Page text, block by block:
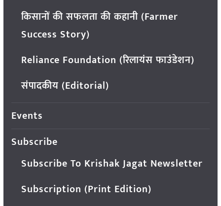
किसानों की सफलता की कहानी (Farmer
Success Story)
Reliance Foundation (रिलायंस फाउंडेशन)
संपादकीय (Editorial)
Events
Subscribe
Subscribe To Krishak Jagat Newsletter
Subscription (Print Edition)